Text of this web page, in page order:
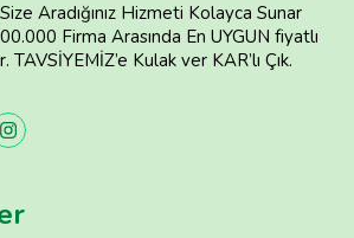
Size Aradığınız Hizmeti Kolayca Sunar
Firma Arasında En UYGUN fiyatlı
Kulak ver KAR’lı Çık.